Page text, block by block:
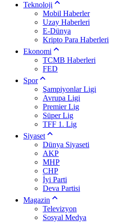
Teknoloji
Mobil Haberler
Uzay Haberleri
E-Dünya
Kripto Para Haberleri
Ekonomi
TCMB Haberleri
FED
Spor
Şampiyonlar Ligi
Avrupa Ligi
Premier Lig
Süper Lig
TFF 1. Lig
Siyaset
Dünya Siyaseti
AKP
MHP
CHP
İyi Parti
Deva Partisi
Magazin
Televizyon
Sosyal Medya